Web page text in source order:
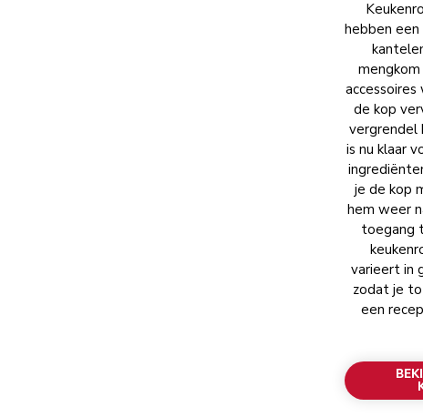
hebben
de kop
vergrendel
is nu klaar
je de kop
hem weer
toegang
varieert in
zodat je
een